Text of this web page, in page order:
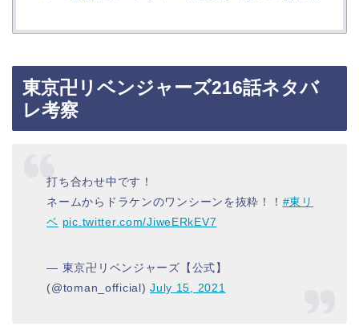
東京卍リベンジャーズ216話ネタバ
レ考察
打ち合わせ中です！
ネームからドラケンのワンシーンを抜粋！！ #東リ
ベ pic.twitter.com/JiweERkEV7
— 東京卍リベンジャーズ【公式】
(@toman_official)July 15, 2021